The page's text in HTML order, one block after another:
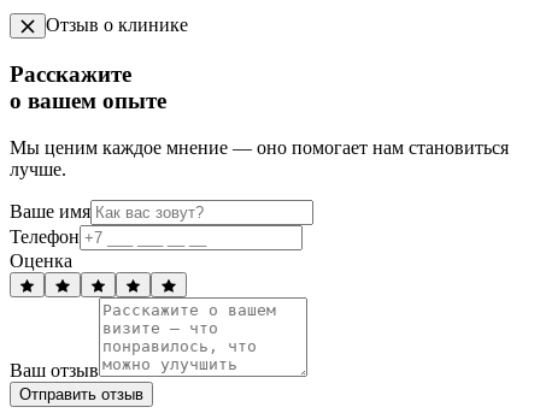
Отзыв о клинике
Расскажите
о вашем опыте
Мы ценим каждое мнение — оно помогает нам становиться
лучше.
Ваше имя
Телефон
Оценка
Ваш отзыв
Отправить отзыв